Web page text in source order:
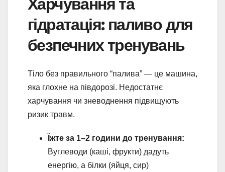
Харчування та
гідратація: паливо для
безпечних тренувань
Тіло без правильного “палива” — це машина,
яка глохне на півдорозі. Недостатнє
харчування чи зневоднення підвищують
ризик травм.
Їжте за 1–2 години до тренування:
Вуглеводи (каші, фрукти) дадуть
енергію, а білки (яйця, сир)